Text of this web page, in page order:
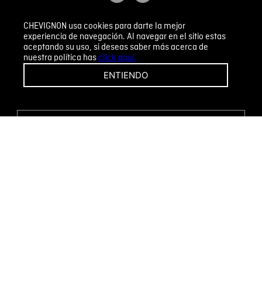
CHEVIGNON usa cookies para darte la mejor
experiencia de navegación. Al navegar en el sitio estas
aceptando su uso, si deseas saber más acerca de
nuestra política hasclick aquí.
ENTIENDO
PETICIONES, QUEJAS Y RECLAMOS
¡CAMBIOS Y DEVOLUCIONES FÁCILES!